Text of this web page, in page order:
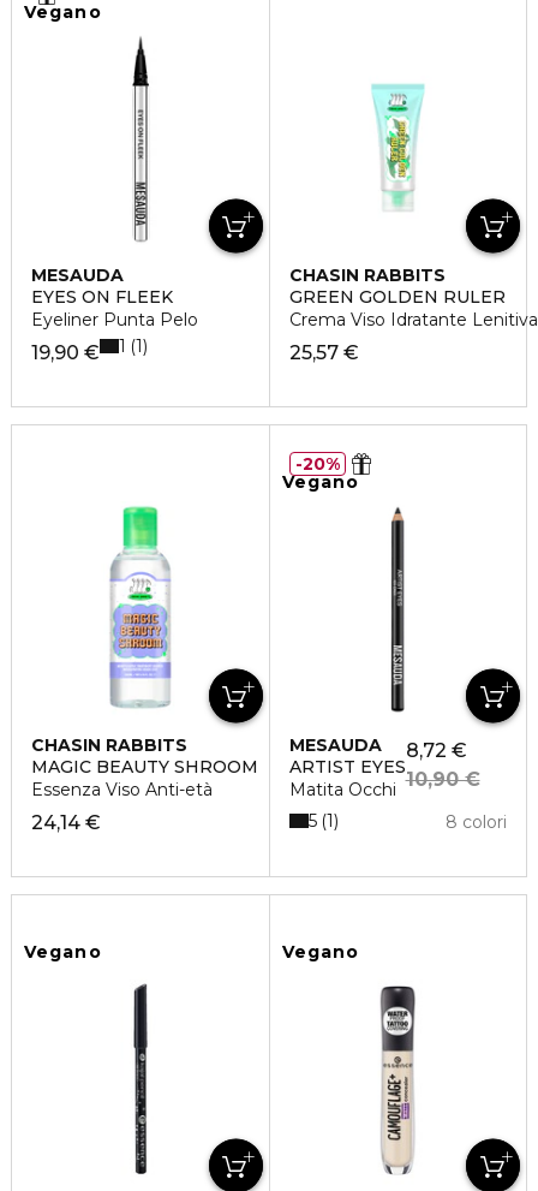
Vegano
MESAUDA
EYES ON FLEEK
Eyeliner Punta Pelo
19,90 € 1 1
CHASIN RABBITS
GREEN GOLDEN RULER
Crema Viso Idratante Lenitiva
25,57 €
CHASIN RABBITS
MAGIC BEAUTY SHROOM
Essenza Viso Anti-età
24,14 €
Vegano
MESAUDA
ARTIST EYES
Matita Occhi
8,72 €
10,90 €
8 colori
5 1
20%
Vegano Vegano